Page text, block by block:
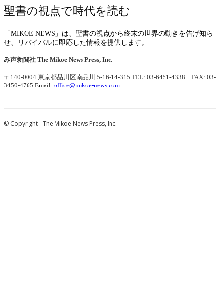
聖書の視点で時代を読む
「MIKOE NEWS」は、聖書の視点から終末の世界の動きを告げ知ら
せ、リバイバルに即応した情報を提供します。
み声新聞社 The Mikoe News Press, Inc.
〒140-0004 東京都品川区南品川 5-16-14-315 TEL: 03-6451-4338 FAX: 03-
3450-4765 Email: office@mikoe-news.com
© Copyright - The Mikoe News Press, Inc.